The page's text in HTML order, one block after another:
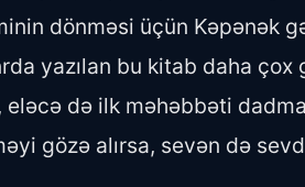
dönməsi üçün Kəpənək
yazılan bu kitab daha
də ilk məhəbbəti
gözə alırsa, sevən də